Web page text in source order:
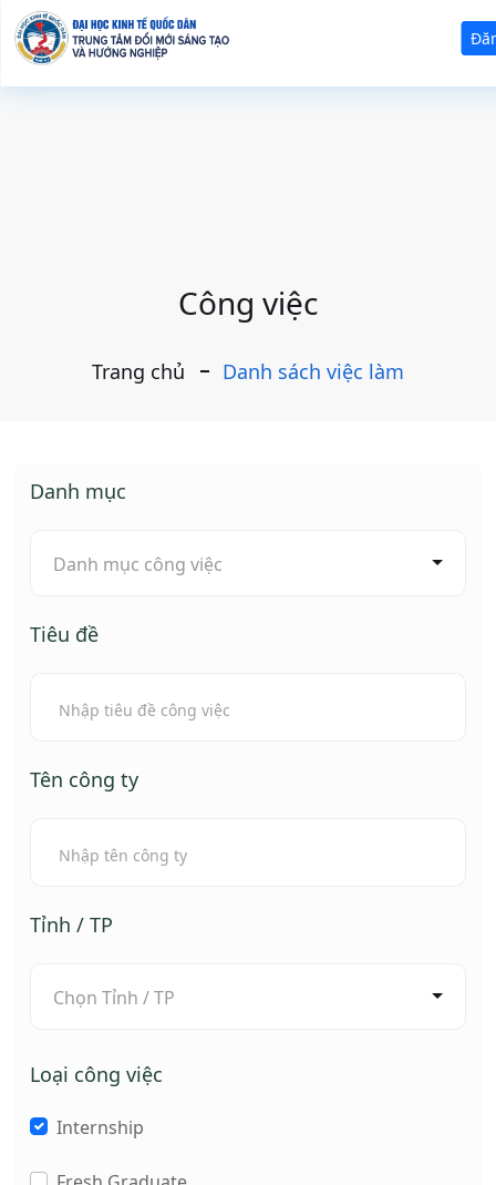
Công việc
Trang chủ Danh sách việc làm
Danh mục
Danh mục công việc
Tiêu đề
Tên công ty
Tỉnh / TP
Chọn Tỉnh / TP
Loại công việc
Internship